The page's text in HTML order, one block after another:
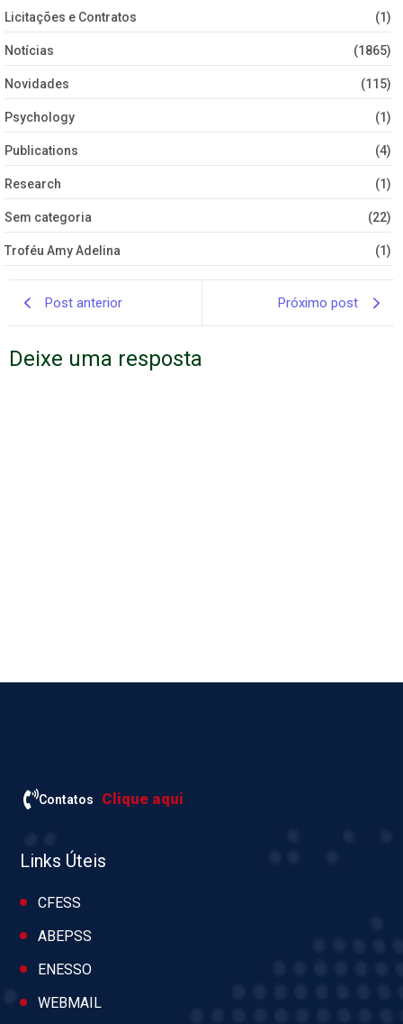
Licitações e Contratos (1)
Notícias (1865)
Novidades (115)
Psychology (1)
Publications (4)
Research (1)
Sem categoria (22)
Troféu Amy Adelina (1)
Post anterior Próximo post
Deixe uma resposta
Contatos Clique aqui
Links Úteis
CFESS
ABEPSS
ENESSO
WEBMAIL